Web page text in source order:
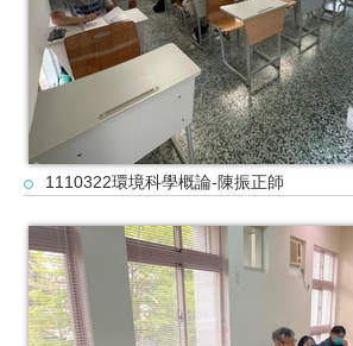
1110322環境科學概論-陳振正師